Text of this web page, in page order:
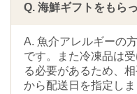
Q. 海鮮ギフトをもら
A. 魚介アレルギーの
です。また冷凍品は
る必要があるため、
から配送日を指定しま